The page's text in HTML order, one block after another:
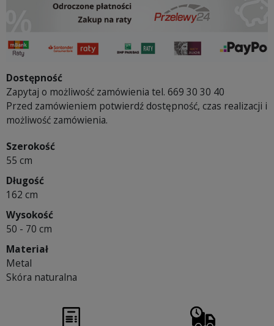
Dostępność
Zapytaj o możliwość zamówienia tel. 669 30 30 40
Przed zamówieniem potwierdź dostępność, czas realizacji i
możliwość zamówienia.
Szerokość
55 cm
Długość
162 cm
Wysokość
50 - 70 cm
Materiał
Metal
Skóra naturalna